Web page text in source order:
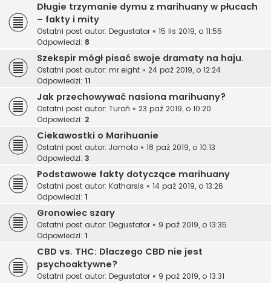
Długie trzymanie dymu z marihuany w płucach
– fakty i mity
Ostatni post autor: Degustator « 15 lis 2019, o 11:55
Odpowiedzi: 8
Szekspir mógł pisać swoje dramaty na haju.
Ostatni post autor: mr.eight « 24 paź 2019, o 12:24
Odpowiedzi: 11
Jak przechowywać nasiona marihuany?
Ostatni post autor: Turoń « 23 paź 2019, o 10:20
Odpowiedzi: 2
Ciekawostki o Marihuanie
Ostatni post autor: Jamoto « 18 paź 2019, o 10:13
Odpowiedzi: 3
Podstawowe fakty dotyczące marihuany
Ostatni post autor: Katharsis « 14 paź 2019, o 13:26
Odpowiedzi: 1
Gronowiec szary
Ostatni post autor: Degustator « 9 paź 2019, o 13:35
Odpowiedzi: 1
CBD vs. THC: Dlaczego CBD nie jest
psychoaktywne?
Ostatni post autor: Degustator « 9 paź 2019, o 13:31